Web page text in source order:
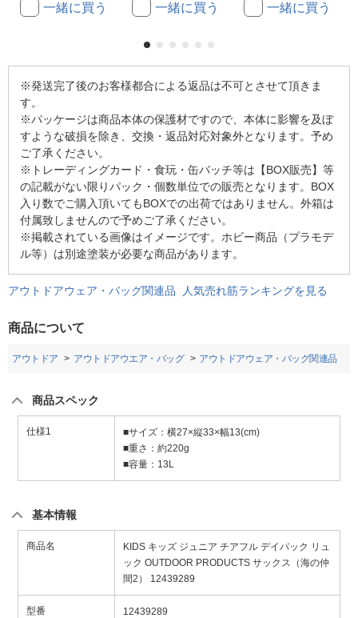
一緒に買う 一緒に買う 一緒に買う
※発送完了後のお客様都合による返品は不可とさせて頂きま
す。
※パッケージは商品本体の保護材ですので、本体に影響を及ぼ
すような破損を除き、交換・返品対応対象外となります。予め
ご了承ください。
※トレーディングカード・食玩・缶バッチ等は【BOX販売】等
の記載がない限りパック・個数単位での販売となります。BOX
入り数でご購入頂いてもBOXでの出荷ではありません。外箱は
付属致しませんので予めご了承ください。
※掲載されている画像はイメージです。ホビー商品（プラモデ
ル等）は別途塗装が必要な商品があります。
アウトドアウェア・バッグ関連品 人気売れ筋ランキングを見る
商品について
アウトドア アウトドアウエア・バッグ アウトドアウェア・バッグ関連品
商品スペック
仕様1
■サイズ：横27×縦33×幅13(cm)
■重さ：約220g
■容量：13L
基本情報
商品名
KIDS キッズ ジュニア チアフル デイパック リュ
ック OUTDOOR PRODUCTS サックス（海の仲
間2） 12439289
型番 12439289